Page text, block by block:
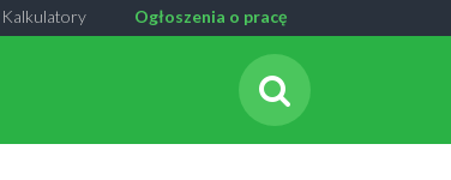
Ogłoszenia o pracę
Kalkulatory